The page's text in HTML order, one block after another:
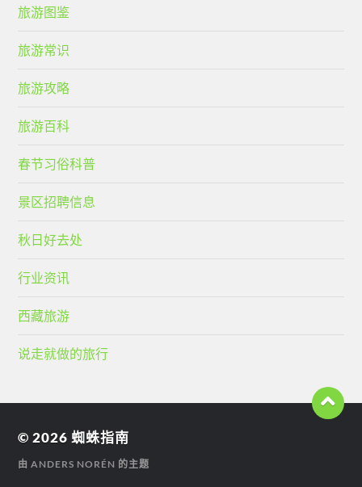
旅游图鉴
旅游常识
旅游攻略
旅游百科
春节习俗科普
景区招聘信息
秋日好去处
行业资讯
西藏旅游
说走就做的旅行
© 2026蜘蛛指南
由ANDERS NORÉN 的主题